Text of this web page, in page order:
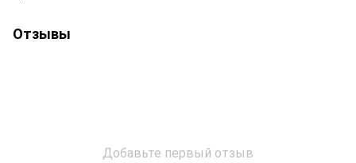
Отзывы
Добавьте первый отзыв